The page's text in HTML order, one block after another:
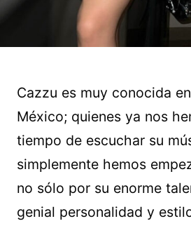
Cazzu es muy conocida
México; quienes ya nos
tiempo de escuchar su
simplemente hemos
no sólo por su enorme
genial personalidad y